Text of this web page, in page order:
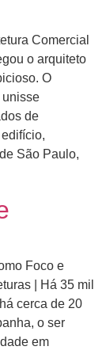
Comercial
o arquiteto
O
unisse
de
São Paulo,
Foco e
| Há 35 mil
cerca de 20
o ser
em